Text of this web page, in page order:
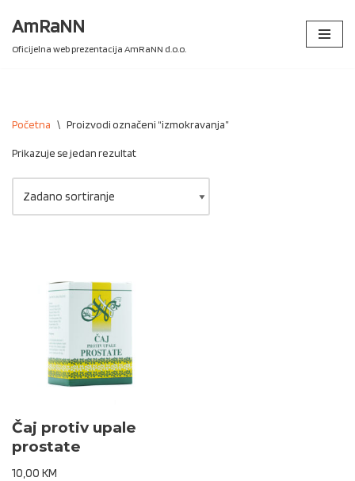
Skip
AmRaNN
Oficijelna web prezentacija AmRaNN d.o.o.
Početna \ Proizvodi označeni “izmokravanja”
Prikazuje se jedan rezultat
Čaj protiv upale
prostate
10,00 KM